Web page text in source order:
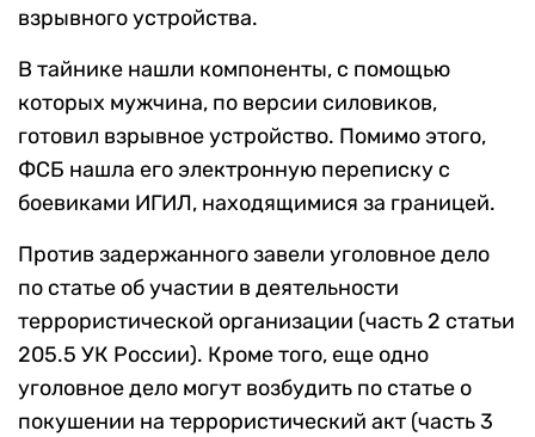
взрывного устройства.
В тайнике нашли компоненты, с помощью
которых мужчина, по версии силовиков,
готовил взрывное устройство. Помимо этого,
ФСБ нашла его электронную переписку с
боевиками ИГИЛ, находящимися за границей.
Против задержанного завели уголовное дело
по статье об участии в деятельности
террористической организации (часть 2 статьи
205.5 УК России). Кроме того, еще одно
уголовное дело могут возбудить по статье о
покушении на террористический акт (часть 3